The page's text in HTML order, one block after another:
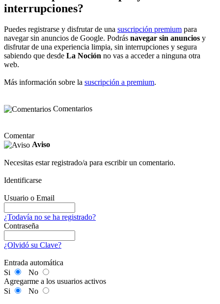
interrupciones?
Puedes registrarse y disfrutar de una suscripción premium para
navegar sin anuncios de Google. Podrás navegar sin anuncios y
disfrutar de una experiencia limpia, sin interrupciones y segura
sabiendo que desde La Noción no vas a acceder a ninguna otra
web.
Más información sobre la suscripción a premium.
Comentarios
Comentar
Aviso
Necesitas estar registrado/a para escribir un comentario.
Identificarse
Usuario o Email
¿Todavía no se ha registrado?
Contraseña
¿Olvidó su Clave?
Entrada automática
Si
No
Agregarme a los usuarios activos
Si
No